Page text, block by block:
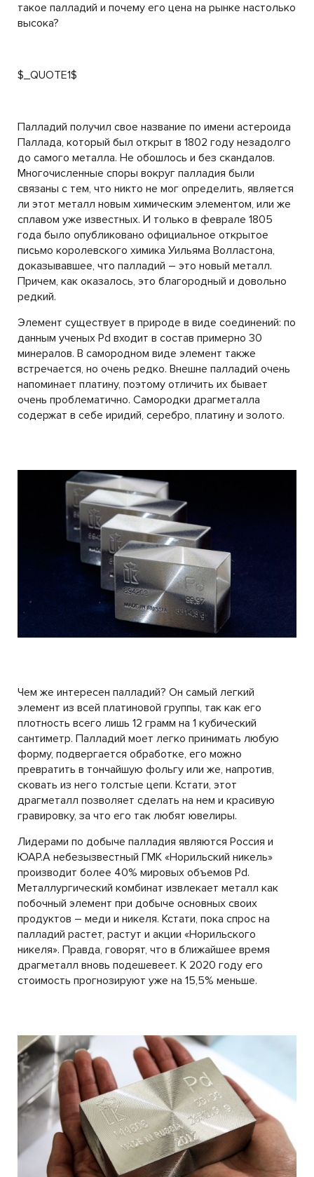
такое палладий и почему его цена на рынке настолько
высока?
$_QUOTE1$
Палладий получил свое название по имени астероида
Паллада, который был открыт в 1802 году незадолго
до самого металла. Не обошлось и без скандалов.
Многочисленные споры вокруг палладия были
связаны с тем, что никто не мог определить, является
ли этот металл новым химическим элементом, или же
сплавом уже известных. И только в феврале 1805
года было опубликовано официальное открытое
письмо королевского химика Уильяма Волластона,
доказывавшее, что палладий – это новый металл.
Причем, как оказалось, это благородный и довольно
редкий.
Элемент существует в природе в виде соединений: по
данным ученых Pd входит в состав примерно 30
минералов. В самородном виде элемент также
встречается, но очень редко. Внешне палладий очень
напоминает платину, поэтому отличить их бывает
очень проблематично. Самородки драгметалла
содержат в себе иридий, серебро, платину и золото.
Чем же интересен палладий? Он самый легкий
элемент из всей платиновой группы, так как его
плотность всего лишь 12 грамм на 1 кубический
сантиметр. Палладий моет легко принимать любую
форму, подвергается обработке, его можно
превратить в тончайшую фольгу или же, напротив,
сковать из него толстые цепи. Кстати, этот
драгметалл позволяет сделать на нем и красивую
гравировку, за что его так любят ювелиры.
Лидерами по добыче палладия являются Россия и
ЮАР.А небезызвестный ГМК «Норильский никель»
производит более 40% мировых объемов Pd.
Металлургический комбинат извлекает металл как
побочный элемент при добыче основных своих
продуктов – меди и никеля. Кстати, пока спрос на
палладий растет, растут и акции «Норильского
никеля». Правда, говорят, что в ближайшее время
драгметалл вновь подешевеет. К 2020 году его
стоимость прогнозируют уже на 15,5% меньше.